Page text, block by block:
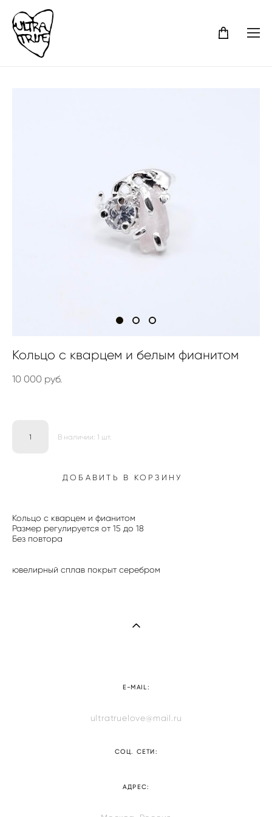
Кольцо с кварцем и белым фианитом
10 000 pуб.
В наличии: 1 шт.
ДОБАВИТЬ В КОРЗИНУ
Кольцо с кварцем и фианитом
Размер регулируется от 15 до 18
Без повтора
ювелирный сплав покрыт серебром
E-MAIL:
ultratruelove@mail.ru
СОЦ. СЕТИ:
АДРЕС: